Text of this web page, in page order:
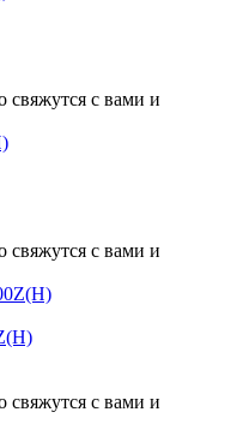
свяжутся с вами и
свяжутся с вами и
свяжутся с вами и